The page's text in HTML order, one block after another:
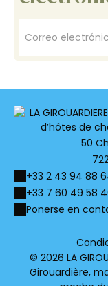
50
+33 2 43 94 88
+33 7 60 49 58
Ponerse en
© 2026 LA
Girouardière,